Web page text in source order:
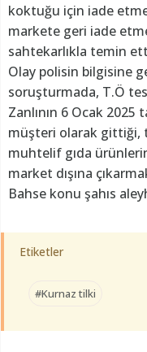
koktuğu için iade
markete geri iade
sahtekarlıkla temin
Olay polisin bilgisine
soruşturmada, T.Ö
Zanlının 6 Ocak
müşteri olarak gittiği,
muhtelif gıda
market dışına
Bahse konu şahıs
Etiketler
#Kurnaz tilki